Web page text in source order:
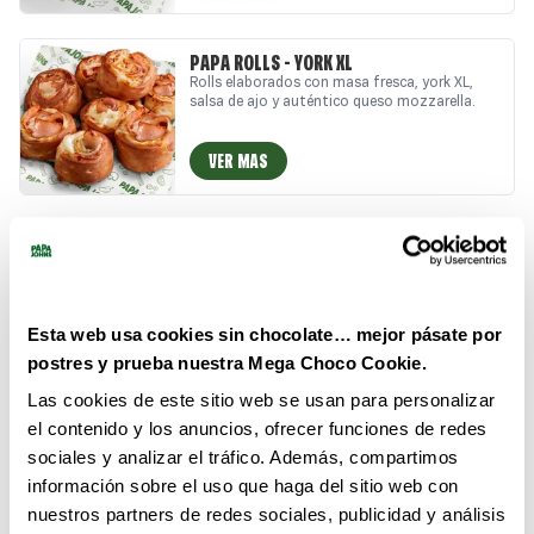
Esta web usa cookies sin chocolate… mejor pásate por
postres y prueba nuestra Mega Choco Cookie.
Las cookies de este sitio web se usan para personalizar
el contenido y los anuncios, ofrecer funciones de redes
sociales y analizar el tráfico. Además, compartimos
información sobre el uso que haga del sitio web con
nuestros partners de redes sociales, publicidad y análisis
¿Te apetece disfrutar de los mejores Papa
recogerlos en nuestras pizzerías Papa Johns.
¡Acompáñalos con tu pizza favorita!
PAPA ROLLS - YORK XL
Rolls elaborados con masa fresca, york XL,
salsa de ajo y auténtico queso mozzarella.
VER MAS
Disfruta de nuestros Papa Rolls elaborados
irresistibles. (x8) ¿Te apetece disfrutar de los
mejores Papa Rolls y comida a domicilio?
También puedes recogerlos en nuestras
pizzerías Papa Johns. ¡Haz tu pedido!
VER MAS
PAN DE AJO MOZZARELLA
de ajo y auténtico queso mozzarella + salsa.
VER MAS